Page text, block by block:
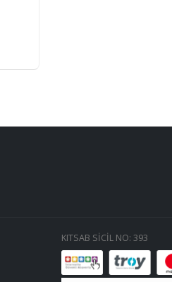
KITSAB SİCİL NO: 393